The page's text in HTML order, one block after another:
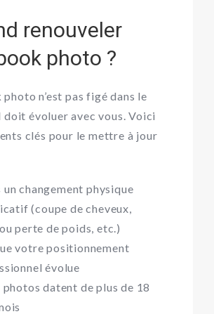
renouveler
photo ?
n’est pas figé dans le
doit évoluer avec vous. Voici
clés pour le mettre à jour
un changement physique
(coupe de cheveux,
perte de poids, etc.)
votre positionnement
évolue
photos datent de plus de 18